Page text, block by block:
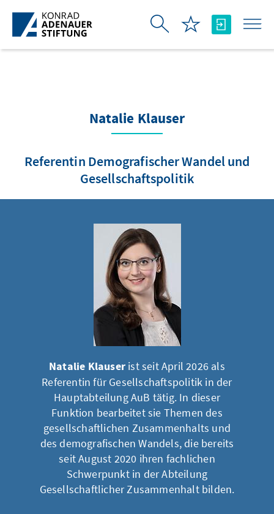
Zum Hauptinhalt springen
Natalie Klauser
Referentin Demografischer Wandel und
Gesellschaftspolitik
Natalie Klauser ist seit April 2026 als
Referentin für Gesellschaftspolitik in der
Hauptabteilung AuB tätig. In dieser
Funktion bearbeitet sie Themen des
gesellschaftlichen Zusammenhalts und
des demografischen Wandels, die bereits
seit August 2020 ihren fachlichen
Schwerpunkt in der Abteilung
Gesellschaftlicher Zusammenhalt bilden.